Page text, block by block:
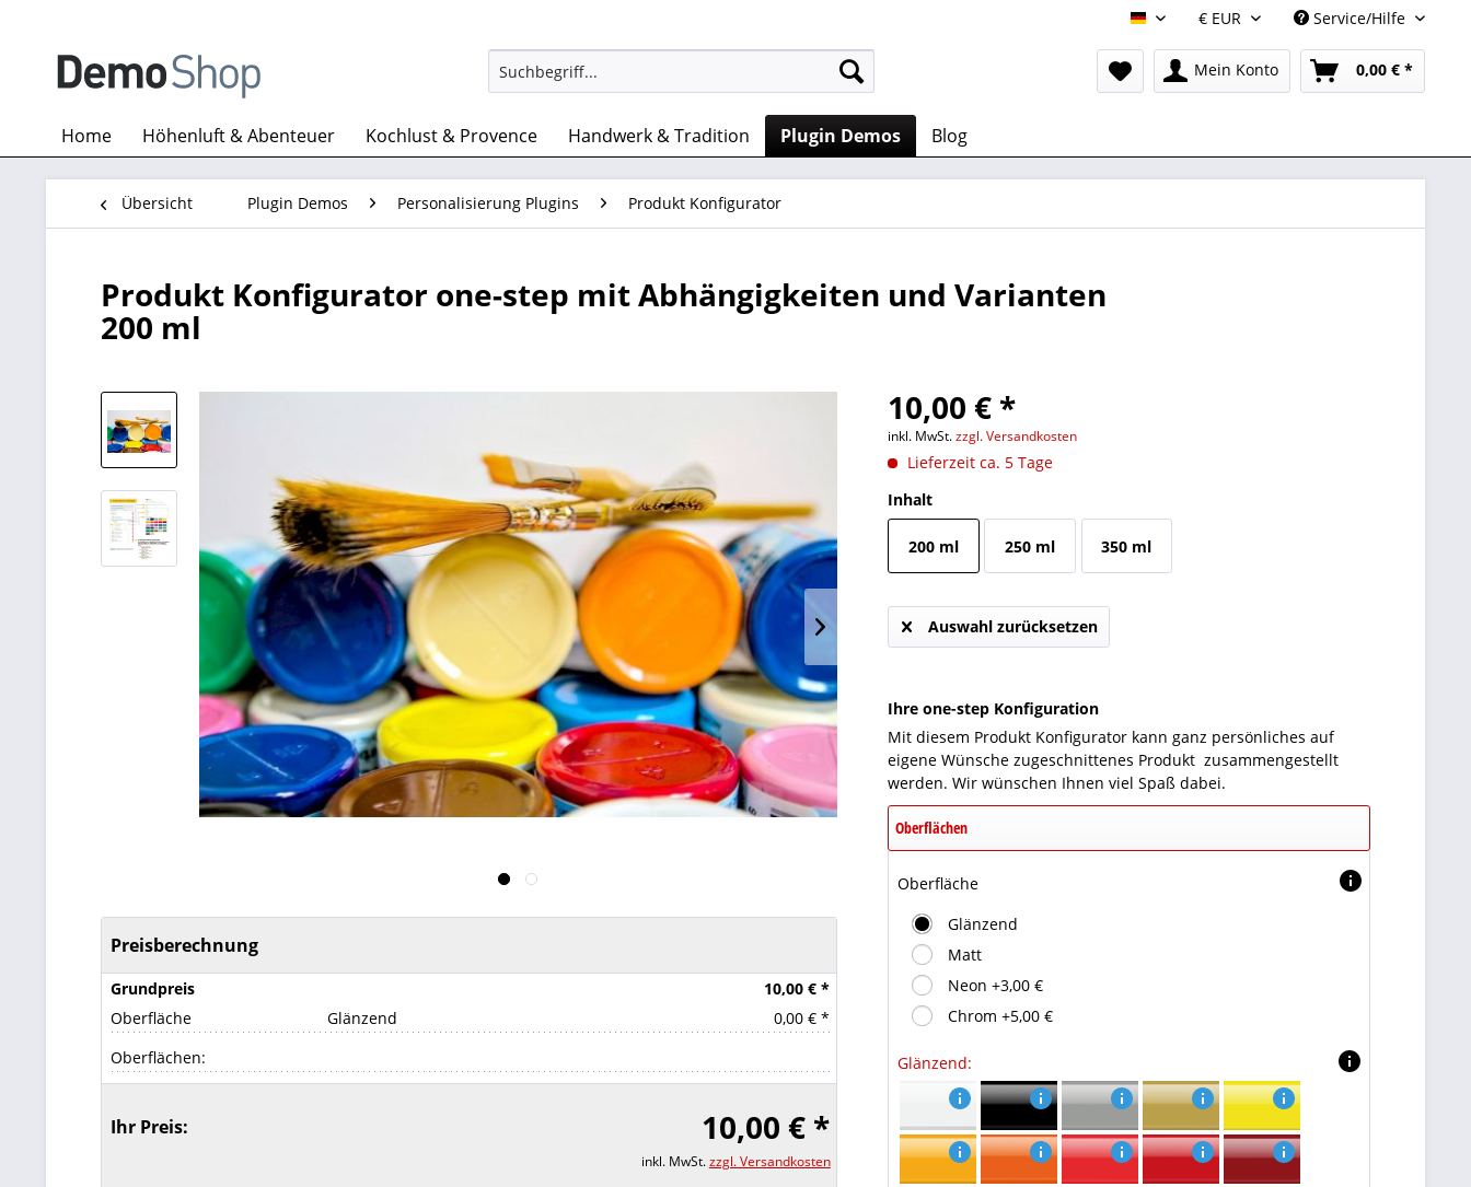
DE Service/Hilfe
Mein Konto 0,00 € *
Home Höhenluft & Abenteuer Kochlust & Provence Handwerk & Tradition Plugin Demos Blog
Übersicht Plugin Demos Personalisierung Plugins Produkt Konfigurator
Produkt Konfigurator one-step mit Abhängigkeiten und Varianten
200 ml
Preisberechnung
Grundpreis
10,00 € *
Oberfläche
Glänzend
0,00 € *
Oberflächen:
Ihr Preis: 10,00 € *
inkl. MwSt.zzgl. Versandkosten
10,00 € *
inkl. MwSt.zzgl. Versandkosten
Lieferzeit ca. 5 Tage
Inhalt
200 ml 250 ml 350 ml
Auswahl zurücksetzen
Ihre one-step Konfiguration
Mit diesem Produkt Konfigurator kann ganz persönliches auf
eigene Wünsche zugeschnittenes Produkt zusammengestellt
werden. Wir wünschen Ihnen viel Spaß dabei.
Oberflächen
Oberfläche
Glänzend
Matt
Neon +3,00 €
Chrom +5,00 €
Glänzend: